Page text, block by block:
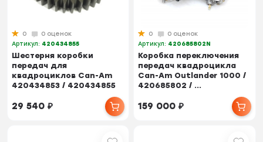
0
0 оценок
Артикул: 420434855
Шестерня коробки
передач для
квадроциклов Can-Am
420434853 / 420434855
29 540₽
0
0 оценок
Артикул: 420685802N
Коробка переключения
передач квадроцикла
Can-Am Outlander 1000 /
420685802 / ...
159 000₽